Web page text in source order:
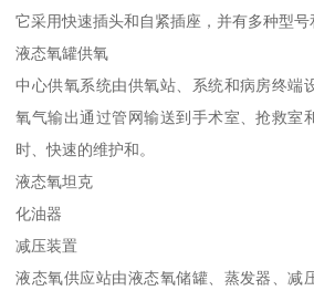
它采用快速插头和自紧插座，并有多种型号
液态氧罐供氧
中心供氧系统由供氧站、系统和病房终端
氧气输出通过管网输送到手术室、抢救室
时、快速的维护和。
液态氧坦克
化油器
减压装置
液态氧供应站由液态氧储罐、蒸发器、减